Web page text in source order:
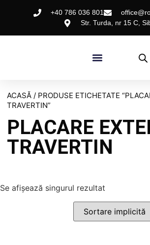
+40 786 036 801
Str. Turda, nr 15 C,
ACASĂ/ PRODUSE ETICHETATE
TRAVERTIN”
PLACARE
TRAVERTIN
Se afișează singurul rezultat